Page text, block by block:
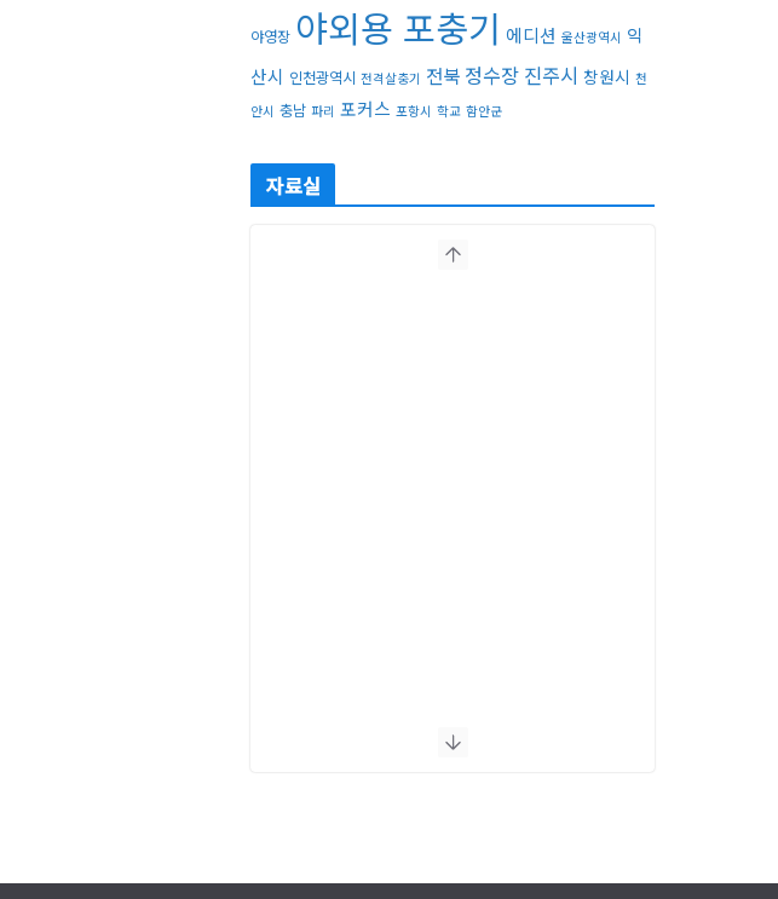
야영장 야외용 포충기 에디션 울산광역시 익
산시 인천광역시 전격살충기 전북 정수장 진주시 창원시 천
안시 충남 파리 포커스 포항시 학교 함안군
자료실